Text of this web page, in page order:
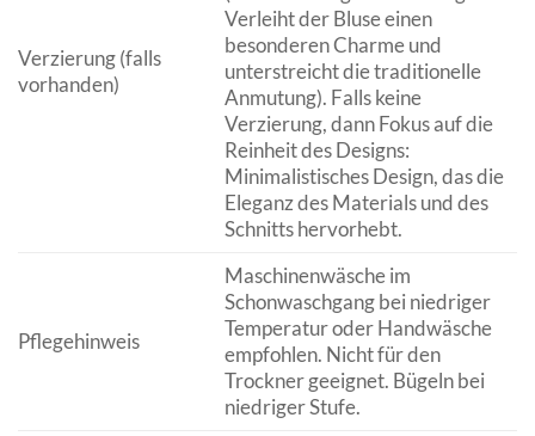
Verzierung (falls
vorhanden)
Verleiht der Bluse einen
besonderen Charme und
unterstreicht die traditionelle
Anmutung). Falls keine
Verzierung, dann Fokus auf die
Reinheit des Designs:
Minimalistisches Design, das die
Eleganz des Materials und des
Schnitts hervorhebt.
Pflegehinweis
Maschinenwäsche im
Schonwaschgang bei niedriger
Temperatur oder Handwäsche
empfohlen. Nicht für den
Trockner geeignet. Bügeln bei
niedriger Stufe.